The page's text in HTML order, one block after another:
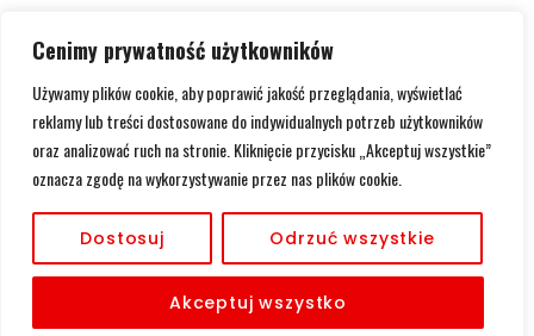
Cenimy prywatność użytkowników
Używamy plików cookie, aby poprawić jakość przeglądania, wyświetlać
reklamy lub treści dostosowane do indywidualnych potrzeb użytkowników
oraz analizować ruch na stronie. Kliknięcie przycisku „Akceptuj wszystkie”
oznacza zgodę na wykorzystywanie przez nas plików cookie.
Dostosuj Odrzuć wszystkie
Akceptuj wszystko